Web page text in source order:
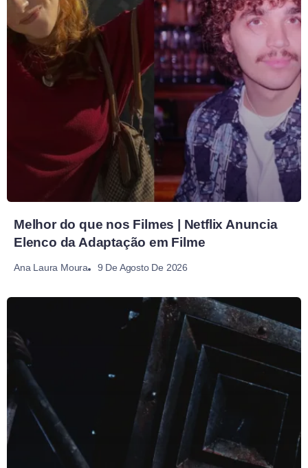
Melhor do que nos Filmes | Netflix Anuncia
Elenco da Adaptação em Filme
Ana Laura Moura 9 De Agosto De 2026